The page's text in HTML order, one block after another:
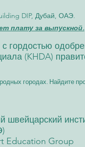
DIP, Дубай, ОАЭ.
плату за выпускной.
гордостью
(KHDA)
городах. Найдите
Education Group